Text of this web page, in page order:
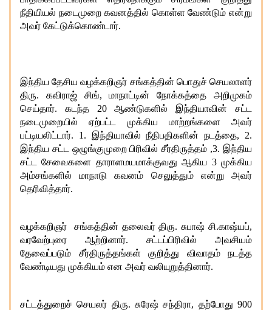
நீதியியல் நடைமுறை கவனத்தில் கொள்ள வேண்டும் என்று
அவர் கேட்டுக்கொண்டார்.
இந்திய தேசிய வழக்கறிஞர் சங்கத்தின் பொதுச் செயலாளர்
திரு. கவிராஜ் சிங்,மாநாட்டின் நோக்கத்தை அறிமுகம்
செய்தார். கடந்த 20ஆண்டுகளில் இந்தியாவின் சட்ட
நடைமுறையில் ஏற்பட்ட முக்கிய மாற்றங்களை அவர்
பட்டியலிட்டார். 1. இந்தியாவில் நீதிபதிகளின் நடத்தை, 2.
இந்திய சட்ட ஒழுங்குமுறை பிரிவில் சீர்திருத்தம் ,3. இந்திய
சட்ட சேவைகளை தாராளமயமாக்குவது ஆகிய 3முக்கிய
அம்சங்களில் மாநாடு கவனம் செலுத்தும் என்று அவர்
தெரிவித்தார்.
வழக்கறிஞர் சங்கத்தின் தலைவர் திரு.சுபாஷ் சி.காஷ்யப்,
வரவேற்புரை ஆற்றினார். சட்டப்பிரிவில் அவசியம்
தேவைப்படும் சீர்திருத்தங்கள் குறித்து விவாதம் நடத்த
வேண்டியது முக்கியம் என அவர் வலியுறுத்தினார்.
சட்டத்துறைச் செயலர் திரு.சுரேஷ் சந்திரா, தற்போது900